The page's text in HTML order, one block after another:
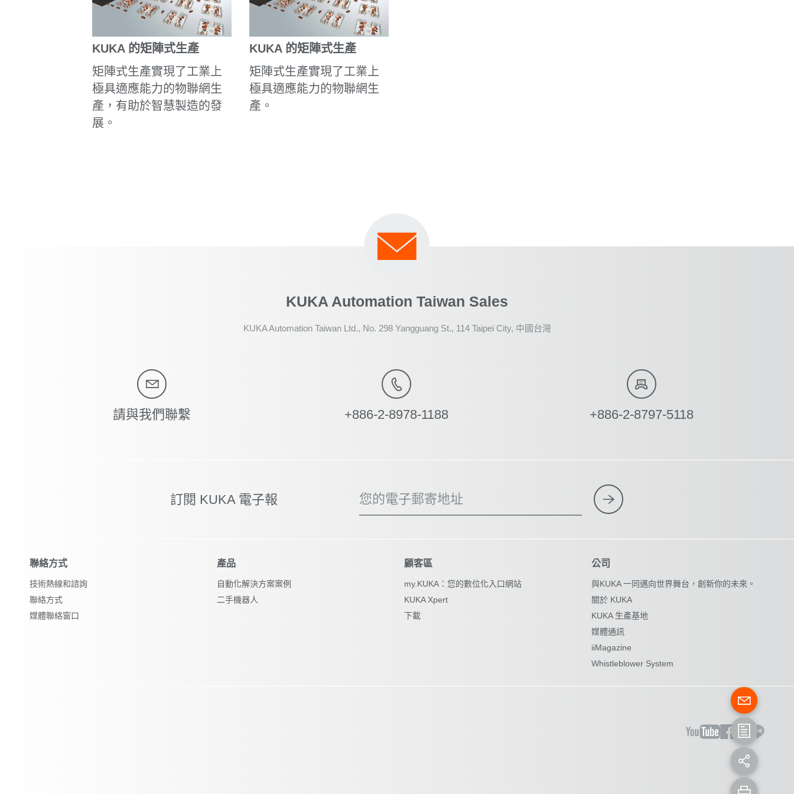
KUKA 的矩陣式生產
矩陣式生產實現了工業上
極具適應能力的物聯網生
產，有助於智慧製造的發
展。
KUKA 的矩陣式生產
矩陣式生產實現了工業上
極具適應能力的物聯網生
產。
KUKA Automation Taiwan Sales
KUKA Automation Taiwan Ltd., No. 298 Yangguang St., 114 Taipei City, 中國台灣
請與我們聯繫 +886-2-8978-1188 +886-2-8797-5118
訂閱 KUKA 電子報 您的電子郵寄地址
聯絡方式
技術熱線和諮詢
聯絡方式
媒體聯絡窗口
產品
自動化解決方案案例
二手機器人
顧客區
my.KUKA：您的數位化入口網站
KUKA Xpert
下載
公司
與KUKA 一同邁向世界舞台，創新你的未來。
關於 KUKA
KUKA 生產基地
媒體通訊
iiMagazine
Whistleblower System